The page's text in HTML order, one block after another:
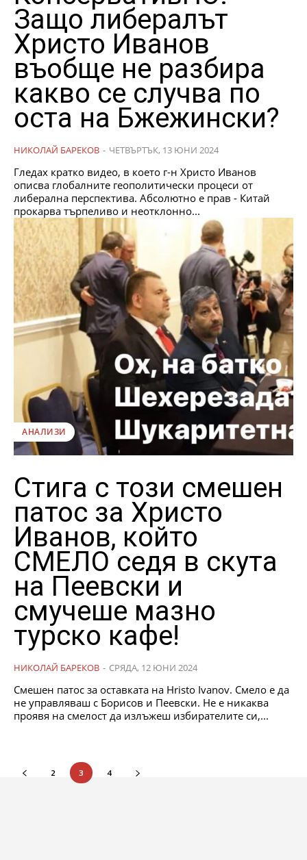
Защо либералът
Христо Иванов
въобще не разбира
какво се случва по
оста на Бжежински?
НИКОЛАЙ БАРЕКОВ - ЧЕТВЪРТЪК, 13 ЮНИ 2024
Гледах кратко видео, в което г-н Христо Иванов
описва глобалните геополитически процеси от
либерална перспектива. Абсолютно е прав - Китай
прокарва търпеливо и неотклонно...
АНАЛИЗИ
Стига с този смешен
патос за Христо
Иванов, който
СМЕЛО седя в скута
на Пеевски и
смучеше мазно
турско кафе!
НИКОЛАЙ БАРЕКОВ - СРЯДА, 12 ЮНИ 2024
Смешен патос за оставката на Hristo Ivanov. Смело е да
не управляваш с Борисов и Пеевски. Не е никаква
проявя на смелост да излъжеш избирателите си,...
2 3 4